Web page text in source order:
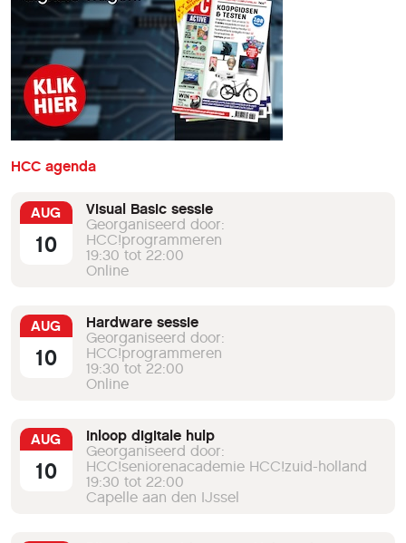
HCC agenda
AUG
10
Visual Basic sessie
Georganiseerd door:
HCC!programmeren
19:30 tot 22:00
Online
AUG
10
Hardware sessie
Georganiseerd door:
HCC!programmeren
19:30 tot 22:00
Online
AUG
10
Inloop digitale hulp
Georganiseerd door:
HCC!seniorenacademie HCC!zuid-holland
19:30 tot 22:00
Capelle aan den IJssel